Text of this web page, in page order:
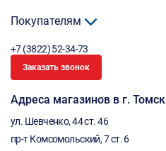
Покупателям
+7 (3822) 52-34-73
Заказать звонок
Адреса магазинов в г. Томск
ул. Шевченко, 44 ст. 46
пр-т Комсомольский, 7 ст. 6